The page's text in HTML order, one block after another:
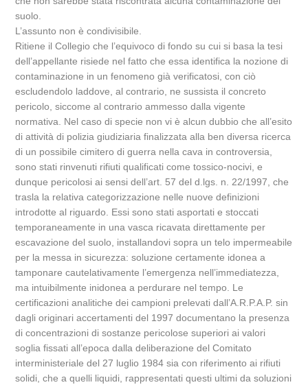
suolo.
L’assunto non è condivisibile.
Ritiene il Collegio che l’equivoco di fondo su cui si basa la tesi
dell’appellante risiede nel fatto che essa identifica la nozione di
contaminazione in un fenomeno già verificatosi, con ciò
escludendolo laddove, al contrario, ne sussista il concreto
pericolo, siccome al contrario ammesso dalla vigente
normativa. Nel caso di specie non vi è alcun dubbio che all’esito
di attività di polizia giudiziaria finalizzata alla ben diversa ricerca
di un possibile cimitero di guerra nella cava in controversia,
sono stati rinvenuti rifiuti qualificati come tossico-nocivi, e
dunque pericolosi ai sensi dell’art. 57 del d.lgs. n. 22/1997, che
trasla la relativa categorizzazione nelle nuove definizioni
introdotte al riguardo. Essi sono stati asportati e stoccati
temporaneamente in una vasca ricavata direttamente per
escavazione del suolo, installandovi sopra un telo impermeabile
per la messa in sicurezza: soluzione certamente idonea a
tamponare cautelativamente l’emergenza nell’immediatezza,
ma intuibilmente inidonea a perdurare nel tempo. Le
certificazioni analitiche dei campioni prelevati dall’A.R.P.A.P. sin
dagli originari accertamenti del 1997 documentano la presenza
di concentrazioni di sostanze pericolose superiori ai valori
soglia fissati all’epoca dalla deliberazione del Comitato
interministeriale del 27 luglio 1984 sia con riferimento ai rifiuti
solidi, che a quelli liquidi, rappresentati questi ultimi da soluzioni